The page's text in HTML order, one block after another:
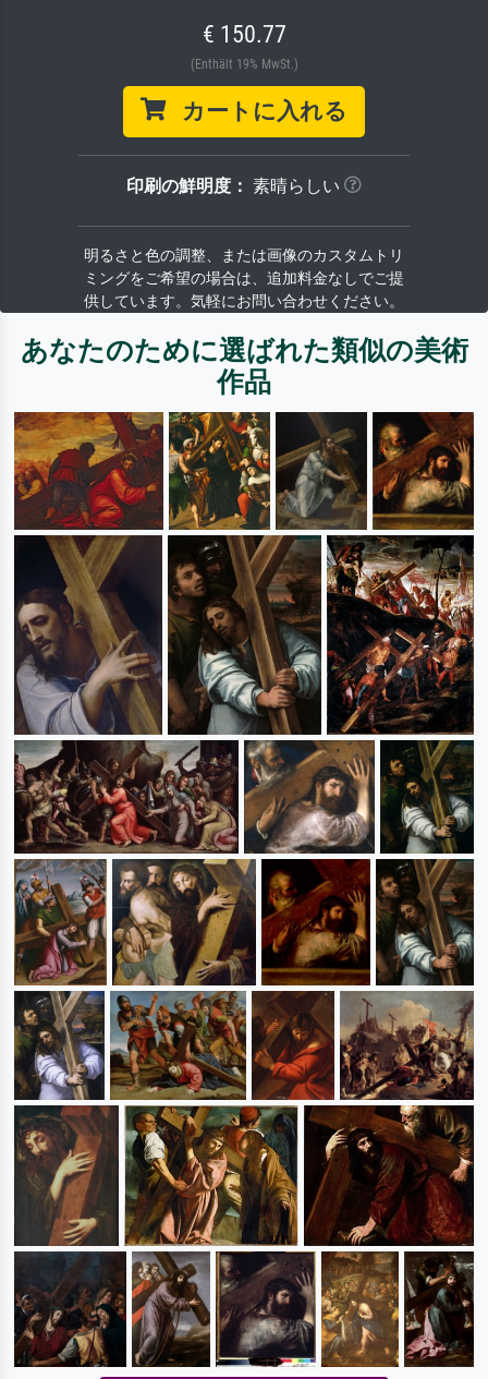
€ 150.77
(Enthält 19% MwSt.)
カートに入れる
印刷の鮮明度： 素晴らしい
明るさと色の調整、または画像のカスタムトリ
ミングをご希望の場合は、追加料金なしでご提
供しています。気軽にお問い合わせください。
あなたのために選ばれた類似の美術
作品